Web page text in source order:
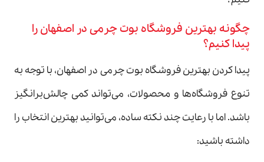
چگونه بهترین فروشگاه بوت چرمی در اصفهان را
پیدا کنیم؟
پیدا کردن بهترین فروشگاه بوت چرمی در اصفهان، با توجه به
تنوع فروشگاه‌ها و محصولات، می‌تواند کمی چالش‌برانگیز
باشد. اما با رعایت چند نکته ساده، می‌توانید بهترین انتخاب را
داشته باشید: